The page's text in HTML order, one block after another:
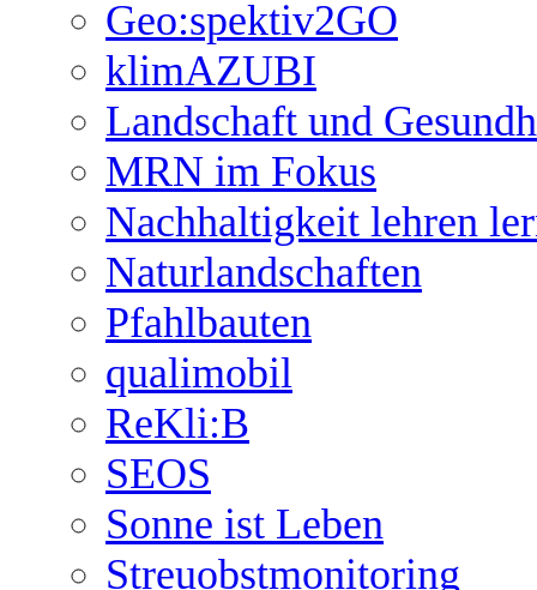
Geo:spektiv2GO
klimAZUBI
Landschaft und
MRN im Fokus
Nachhaltigkeit lehren
Naturlandschaften
Pfahlbauten
qualimobil
ReKli:B
SEOS
Sonne ist Leben
Streuobstmonitoring